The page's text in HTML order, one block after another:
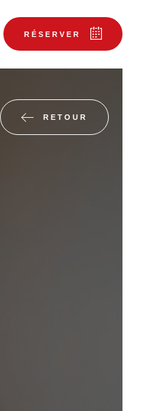
RÉSERVER
&
RETOUR